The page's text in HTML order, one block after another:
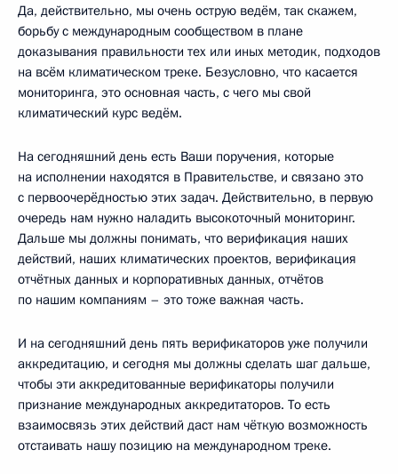
Да, действительно, мы очень острую ведём, так скажем,
борьбу с международным сообществом в плане
доказывания правильности тех или иных методик, подходов
на всём климатическом треке. Безусловно, что касается
мониторинга, это основная часть, с чего мы свой
климатический курс ведём.
На сегодняшний день есть Ваши поручения, которые
на исполнении находятся в Правительстве, и связано это
с первоочерёдностью этих задач. Действительно, в первую
очередь нам нужно наладить высокоточный мониторинг.
Дальше мы должны понимать, что верификация наших
действий, наших климатических проектов, верификация
отчётных данных и корпоративных данных, отчётов
по нашим компаниям – это тоже важная часть.
И на сегодняшний день пять верификаторов уже получили
аккредитацию, и сегодня мы должны сделать шаг дальше,
чтобы эти аккредитованные верификаторы получили
признание международных аккредитаторов. То есть
взаимосвязь этих действий даст нам чёткую возможность
отстаивать нашу позицию на международном треке.